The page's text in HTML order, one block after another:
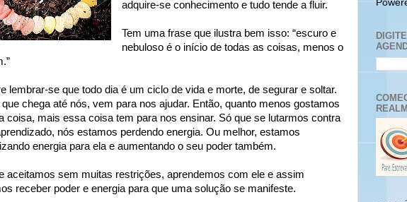
adquire-se conhecimento e tudo tende a fluir.
Tem uma frase que ilustra bem isso: “escuro e
nebuloso é o início de todas as coisas, menos o
lembrar-se que todo dia é um ciclo de vida e morte, de segurar e soltar.
que chega até nós, vem para nos ajudar. Então, quanto menos gostamos
coisa, mais essa coisa tem para nos ensinar. Só que se lutarmos contra
nós estamos perdendo energia. Ou melhor, estamos
energia para ela e aumentando o seu poder também.
aceitamos sem muitas restrições, aprendemos com ele e assim
receber poder e energia para que uma solução se manifeste.